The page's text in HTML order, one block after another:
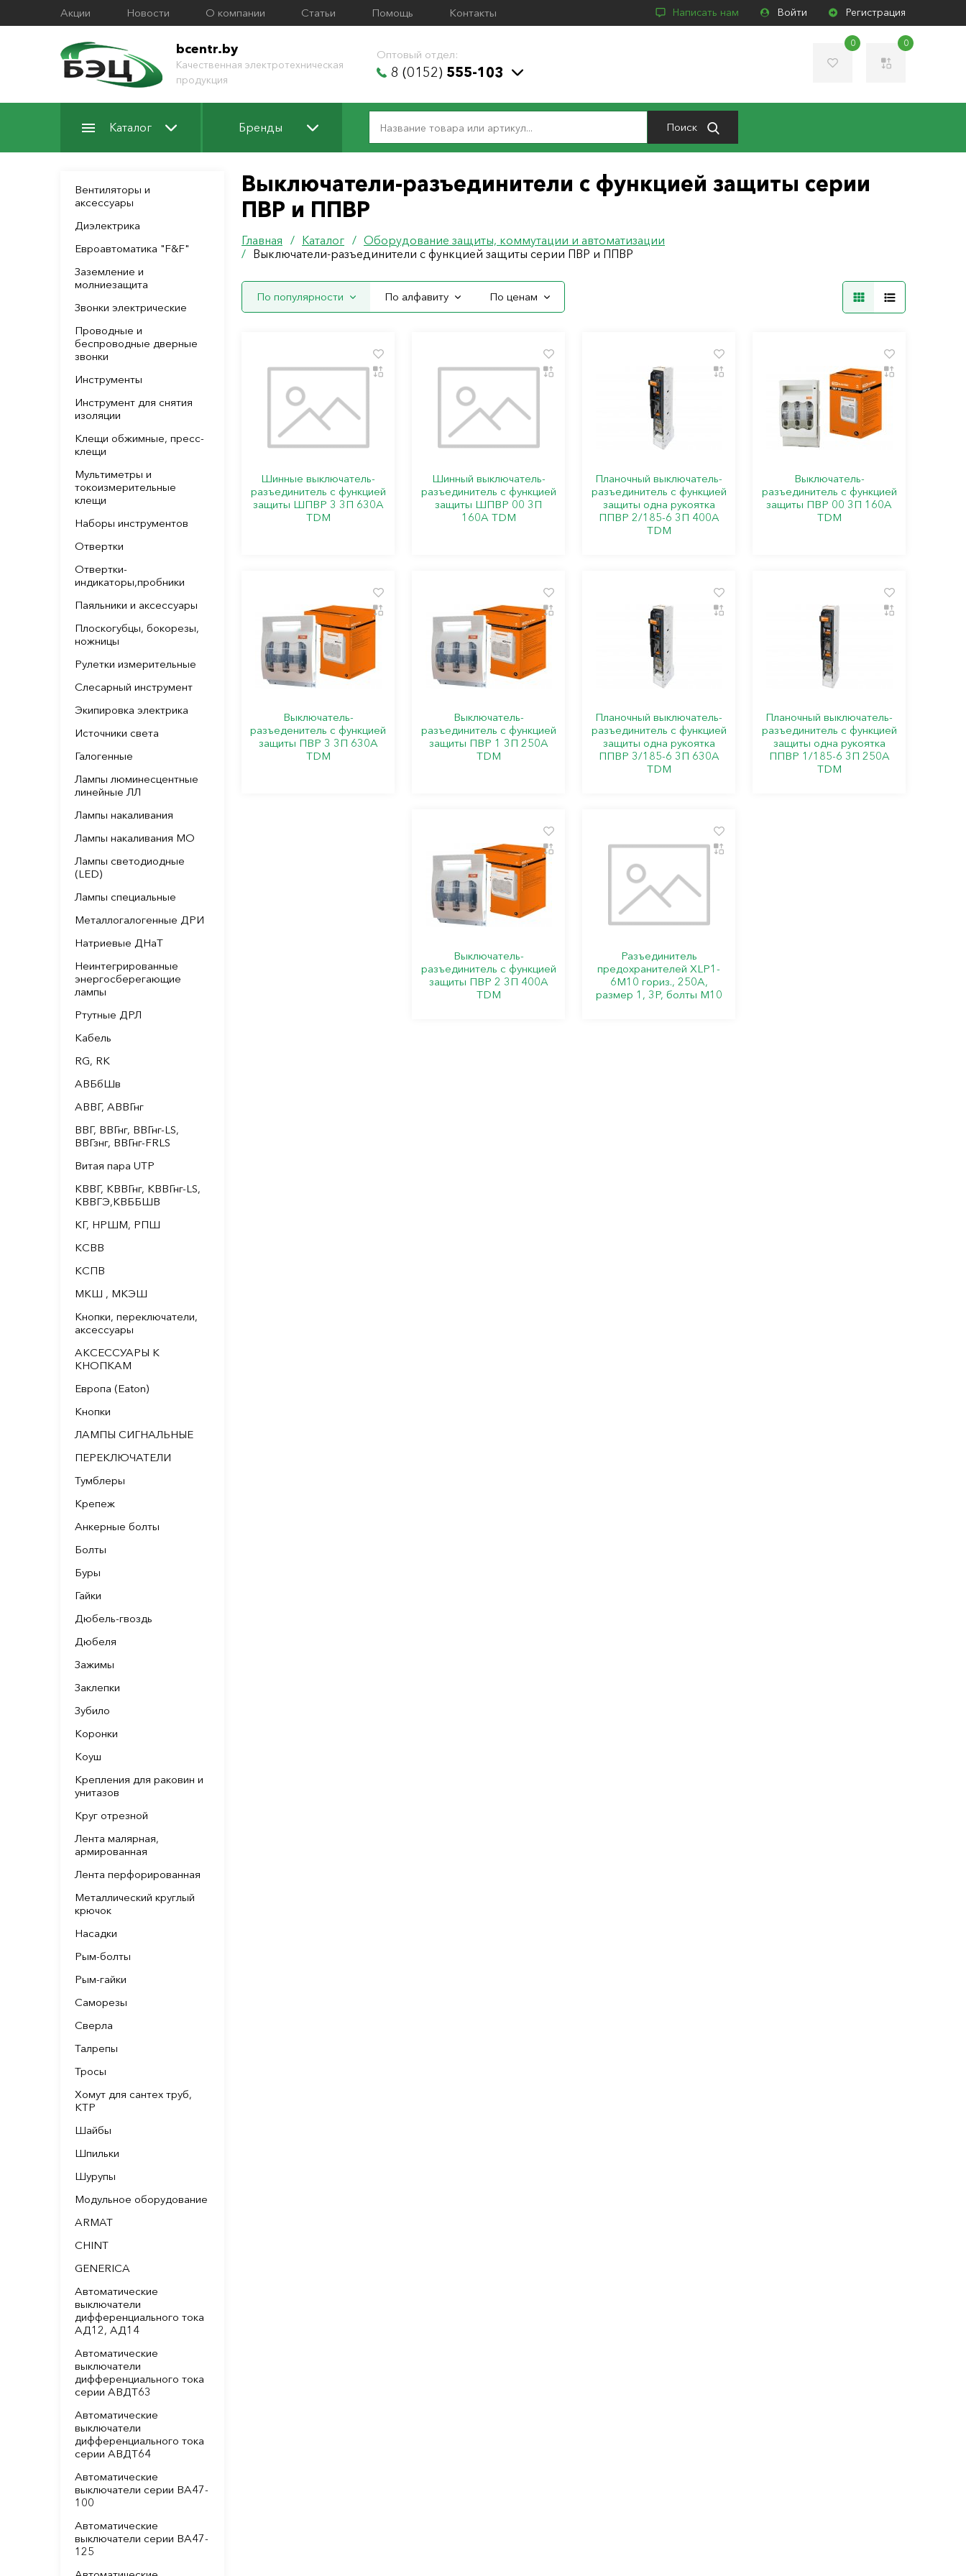
Акции Новости О компании Статьи Помощь Контакты Написать нам Войти Регистрация
bcentr.by
Качественная электротехническая
продукция
Оптовый отдел:
8 (0152) 555-103
0 0
Каталог Бренды Поиск
Вентиляторы и
аксессуары
Диэлектрика
Евроавтоматика "F&F"
Заземление и
молниезащита
Звонки электрические
Проводные и
беспроводные дверные
звонки
Инструменты
Инструмент для снятия
изоляции
Клещи обжимные, пресс-
клещи
Мультиметры и
токоизмерительные
клещи
Наборы инструментов
Отвертки
Отвертки-
индикаторы,пробники
Паяльники и аксессуары
Плоскогубцы, бокорезы,
ножницы
Рулетки измерительные
Слесарный инструмент
Экипировка электрика
Источники света
Галогенные
Лампы люминесцентные
линейные ЛЛ
Лампы накаливания
Лампы накаливания МО
Лампы светодиодные
(LED)
Лампы специальные
Металлогалогенные ДРИ
Натриевые ДНаТ
Неинтегрированные
энергосберегающие
лампы
Ртутные ДРЛ
Кабель
RG, RK
АВБбШв
АВВГ, АВВГнг
ВВГ, ВВГнг, ВВГнг-LS,
ВВГзнг, ВВГнг-FRLS
Витая пара UTP
КВВГ, КВВГнг, КВВГнг-LS,
КВВГЭ,КВББШВ
КГ, НРШМ, РПШ
КСВВ
КСПВ
МКШ , МКЭШ
Кнопки, переключатели,
аксессуары
АКСЕССУАРЫ К
КНОПКАМ
Европа (Eaton)
Кнопки
ЛАМПЫ СИГНАЛЬНЫЕ
ПЕРЕКЛЮЧАТЕЛИ
Тумблеры
Крепеж
Анкерные болты
Болты
Буры
Гайки
Дюбель-гвоздь
Дюбеля
Зажимы
Заклепки
Зубило
Коронки
Коуш
Крепления для раковин и
унитазов
Круг отрезной
Лента малярная,
армированная
Лента перфорированная
Металлический круглый
крючок
Насадки
Рым-болты
Рым-гайки
Саморезы
Сверла
Талрепы
Тросы
Хомут для сантех труб,
КТР
Шайбы
Шпильки
Шурупы
Модульное оборудование
ARMAT
CHINT
GENERICA
Автоматические
выключатели
дифференциального тока
АД12, АД14
Автоматические
выключатели
дифференциального тока
серии АВДТ63
Автоматические
выключатели
дифференциального тока
серии АВДТ64
Автоматические
выключатели серии ВА47-
100
Автоматические
выключатели серии ВА47-
125
Выключатели-разъединители с функцией защиты серии
ПВР и ППВР
Главная / Каталог / Оборудование защиты, коммутации и автоматизации
/ Выключатели-разъединители с функцией защиты серии ПВР и ППВР
По популярности По алфавиту По ценам
Шинные выключатель-
разъединитель с функцией
защиты ШПВР 3 3П 630A
TDM
Шинный выключатель-
разъединитель с функцией
защиты ШПВР 00 3П
160A TDM
Планочный выключатель-
разъединитель с функцией
защиты одна рукоятка
ППВР 2/185-6 3П 400A
TDM
Выключатель-
разъединитель с функцией
защиты ПВР 00 3П 160A
TDM
Выключатель-
разъеденитель с функцией
защиты ПВР 3 3П 630А
TDM
Выключатель-
разъединитель с функцией
защиты ПВР 1 3П 250A
TDM
Планочный выключатель-
разъединитель с функцией
защиты одна рукоятка
ППВР 3/185-6 3П 630A
TDM
Планочный выключатель-
разъединитель с функцией
защиты одна рукоятка
ППВР 1/185-6 3П 250A
TDM
Выключатель-
разъединитель с функцией
защиты ПВР 2 3П 400A
TDM
Разъединитель
предохранителей XLP1-
6M10 гориз., 250А,
размер 1, 3P, болты M10